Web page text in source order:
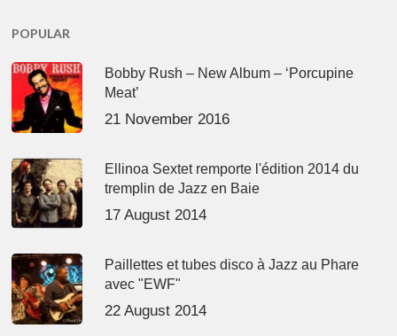
POPULAR
Bobby Rush – New Album – ‘Porcupine
Meat’
21 November 2016
Ellinoa Sextet remporte l'édition 2014 du
tremplin de Jazz en Baie
17 August 2014
Paillettes et tubes disco à Jazz au Phare
avec "EWF"
22 August 2014